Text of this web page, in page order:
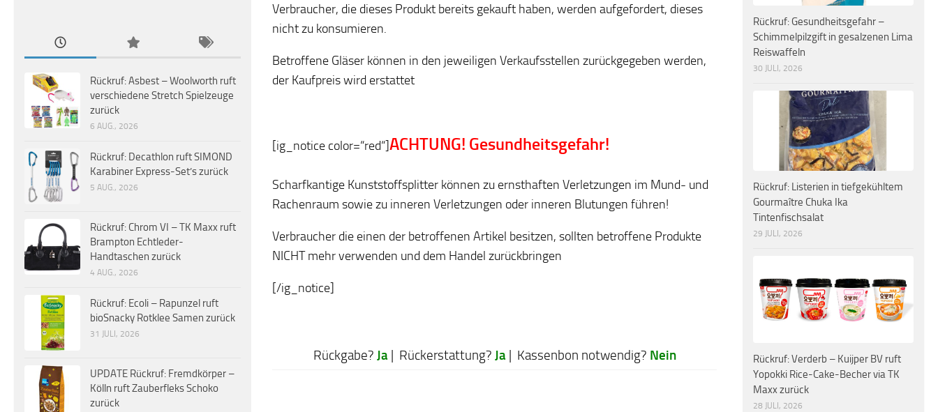
Verbraucher, die dieses Produkt bereits gekauft haben, werden aufgefordert, dieses
nicht zu konsumieren.
Betroffene Gläser können in den jeweiligen Verkaufsstellen zurückgegeben werden,
der Kaufpreis wird erstattet
[ig_notice color=“red“]ACHTUNG! Gesundheitsgefahr!
Scharfkantige Kunststoffsplitter können zu ernsthaften Verletzungen im Mund- und
Rachenraum sowie zu inneren Verletzungen oder inneren Blutungen führen!
Verbraucher die einen der betroffenen Artikel besitzen, sollten betroffene Produkte
NICHT mehr verwenden und dem Handel zurückbringen
[/ig_notice]
Rückgabe? Ja | Rückerstattung? Ja | Kassenbon notwendig? Nein
Rückruf: Asbest – Woolworth ruft
verschiedene Stretch Spielzeuge
zurück
6 AUG., 2026
Rückruf: Decathlon ruft SIMOND
Karabiner Express-Set’s zurück
5 AUG., 2026
Rückruf: Chrom VI – TK Maxx ruft
Brampton Echtleder-
Handtaschen zurück
4 AUG., 2026
Rückruf: Ecoli – Rapunzel ruft
bioSnacky Rotklee Samen zurück
31 JULI, 2026
UPDATE Rückruf: Fremdkörper –
Kölln ruft Zauberfleks Schoko
zurück
Rückruf: Gesundheitsgefahr –
Schimmelpilzgift in gesalzenen Lima
Reiswaffeln
30 JULI, 2026
Rückruf: Listerien in tiefgekühltem
Gourmaître Chuka Ika
Tintenfischsalat
29 JULI, 2026
Rückruf: Verderb – Kuijper BV ruft
Yopokki Rice-Cake-Becher via TK
Maxx zurück
28 JULI, 2026